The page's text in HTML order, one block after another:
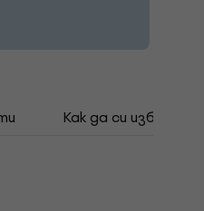
Как да си избереш